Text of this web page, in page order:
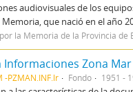
audiovisuales de los
Memoria, que nació en el año
la Memoria de la Provincia de
Informaciones Zona
-PZMAN.INF.lr Fondo 1951 -